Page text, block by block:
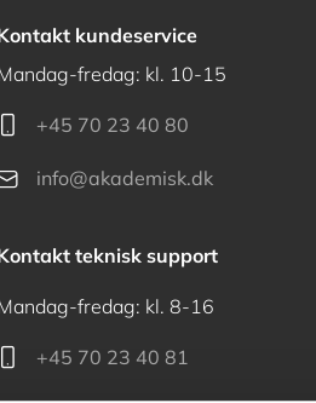
kundeservice
fredag: kl. 10-15
+45 70 23 40 80
info@akademisk.dk
teknisk support
fredag: kl. 8-16
+45 70 23 40 81